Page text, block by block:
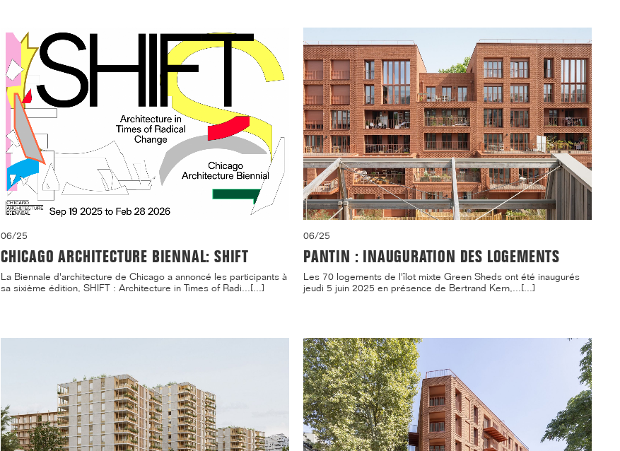
06/25
CHICAGO ARCHITECTURE BIENNAL: SHIFT
La Biennale d'architecture de Chicago a annoncé les participants à
sa sixième édition, SHIFT : Architecture in Times of Radi...[...]
06/25
PANTIN : INAUGURATION DES LOGEMENTS
Les 70 logements de l'îlot mixte Green Sheds ont été inaugurés
jeudi 5 juin 2025 en présence de Bertrand Kern,...[...]